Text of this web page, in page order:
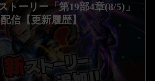
配信【更新履歴】